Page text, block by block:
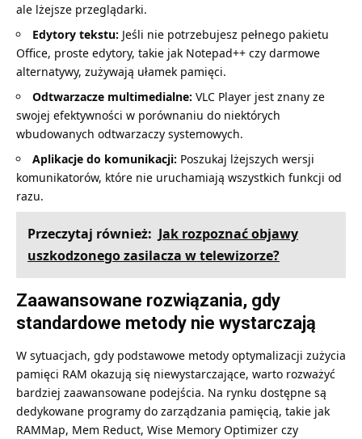
ale lżejsze przeglądarki.
Edytory tekstu: Jeśli nie potrzebujesz pełnego pakietu
Office, proste edytory, takie jak Notepad++ czy darmowe
alternatywy, zużywają ułamek pamięci.
Odtwarzacze multimedialne: VLC Player jest znany ze
swojej efektywności w porównaniu do niektórych
wbudowanych odtwarzaczy systemowych.
Aplikacje do komunikacji: Poszukaj lżejszych wersji
komunikatorów, które nie uruchamiają wszystkich funkcji od
razu.
Przeczytaj również: Jak rozpoznać objawy
uszkodzonego zasilacza w telewizorze?
Zaawansowane rozwiązania, gdy
standardowe metody nie wystarczają
W sytuacjach, gdy podstawowe metody optymalizacji zużycia
pamięci RAM okazują się niewystarczające, warto rozważyć
bardziej zaawansowane podejścia. Na rynku dostępne są
dedykowane programy do zarządzania pamięcią, takie jak
RAMMap, Mem Reduct, Wise Memory Optimizer czy